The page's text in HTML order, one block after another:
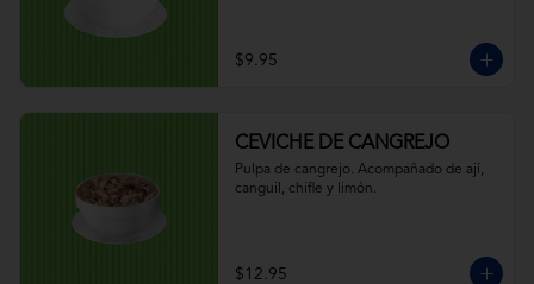
$9.95
CEVICHE DE CANGREJO
Pulpa de cangrejo. Acompañado de ají,
canguil, chifle y limón.
$12.95